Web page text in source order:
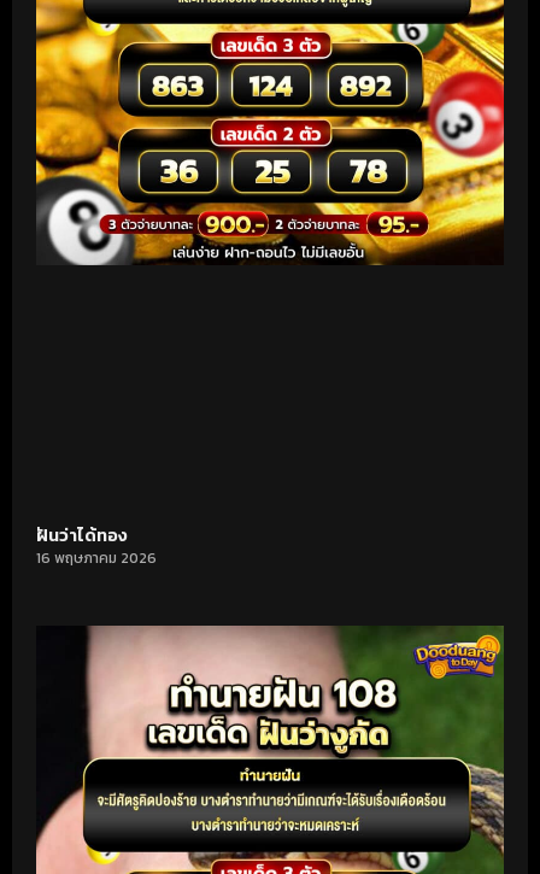
ฝันว่าได้ทอง
16 พฤษภาคม 2026